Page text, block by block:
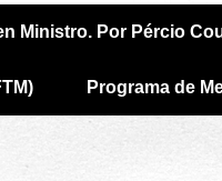
Ministro. Por Pércio
Programa de